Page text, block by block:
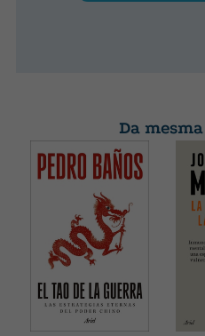
Da